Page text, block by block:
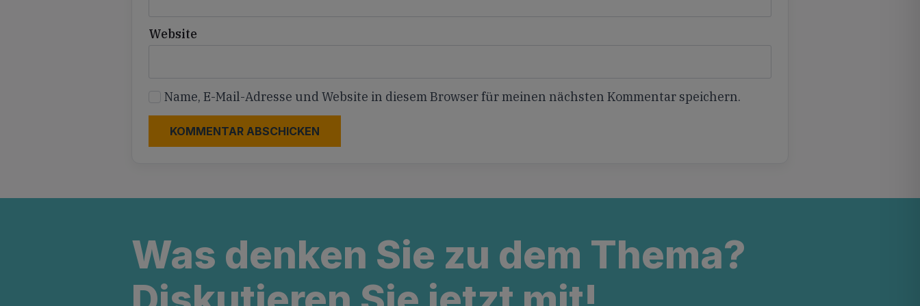
Website
Name, E-Mail-Adresse und Website in diesem Browser für meinen nächsten Kommentar speichern.
Was denken Sie zu dem Thema?